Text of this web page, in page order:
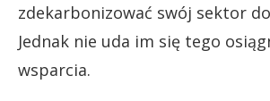
zdekarbonizować swój sektor
Jednak nie uda im się tego
wsparcia.